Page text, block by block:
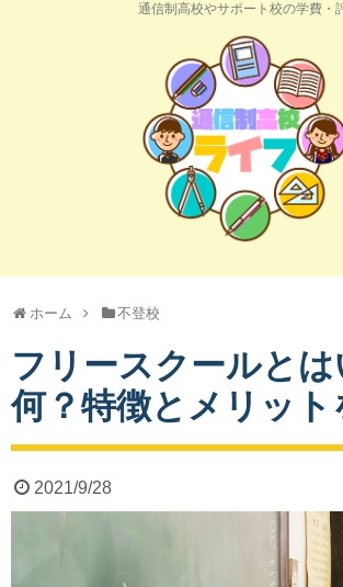
通信制高校やサポート校の学費・
ホーム 不登校
フリースクールと
何？特徴とメリット
2021/9/28